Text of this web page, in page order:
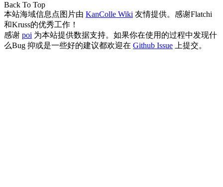
Back To Top
本站海域信息点图片由 KanColle Wiki 友情提供。感谢Flatchi
和Kruss的优秀工作！
感谢 poi 为本站提供数据支持。如果你在使用的过程中发现什
么Bug 抑或是一些好的建议都欢迎在 Github Issue 上提交。